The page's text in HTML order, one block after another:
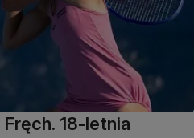
18-letnia